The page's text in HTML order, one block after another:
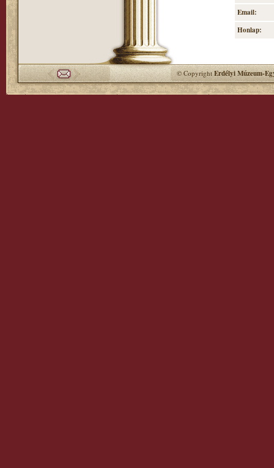
Email:
Honlap:
© CopyrightErdélyi Múzeum-